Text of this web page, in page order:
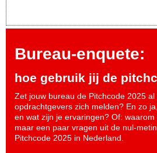
Bureau-enquete:
hoe gebruik jij de
Zet jouw bureau de Pitchcode 2025 al
opdrachtgevers zich melden? En zo
en wat zijn je ervaringen? Of: waarom
maar een paar vragen uit de nul-
Pitchcode 2025 in Nederland.